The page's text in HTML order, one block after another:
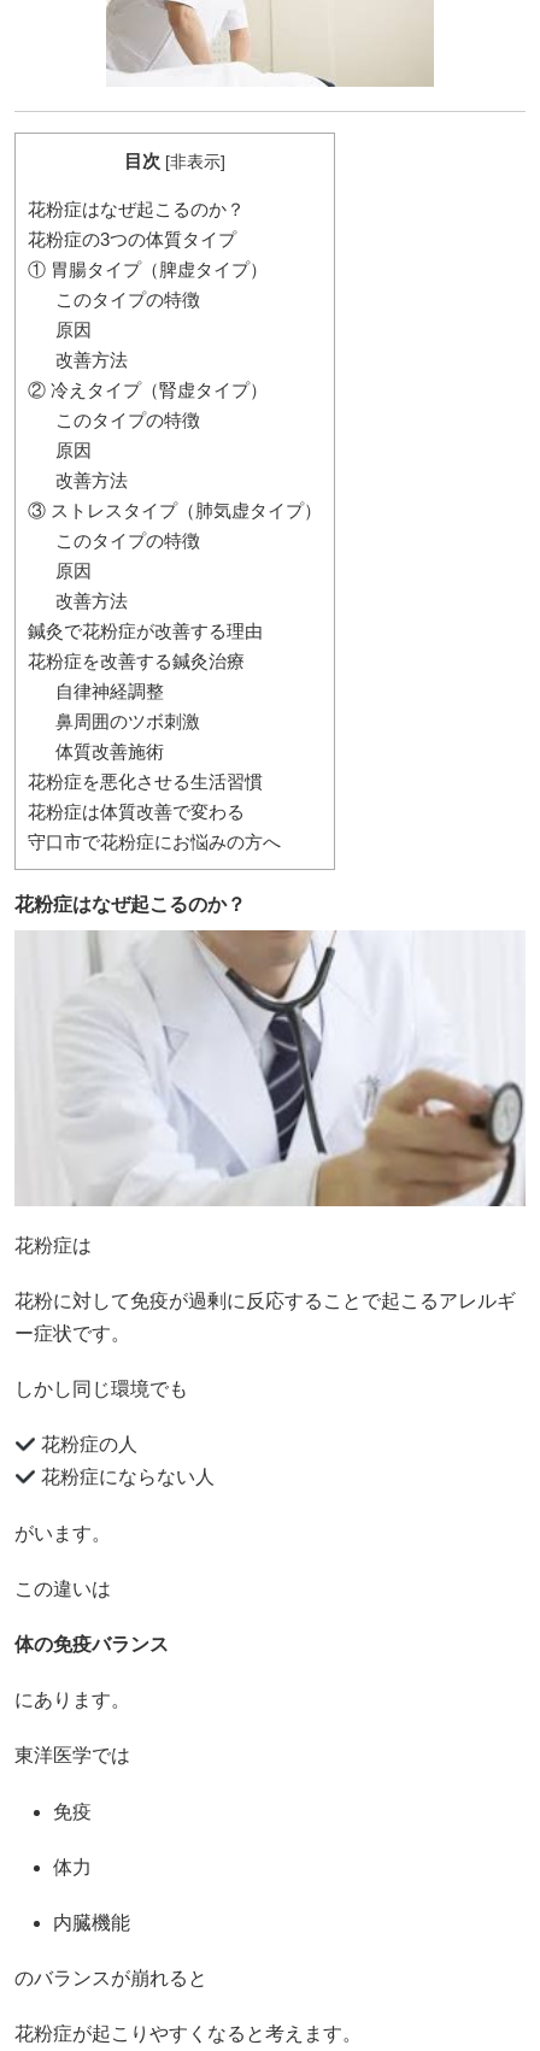
目次 [非表示]
花粉症はなぜ起こるのか？
花粉症の3つの体質タイプ
① 胃腸タイプ（脾虚タイプ）
このタイプの特徴
原因
改善方法
② 冷えタイプ（腎虚タイプ）
このタイプの特徴
原因
改善方法
③ ストレスタイプ（肺気虚タイプ）
このタイプの特徴
原因
改善方法
鍼灸で花粉症が改善する理由
花粉症を改善する鍼灸治療
自律神経調整
鼻周囲のツボ刺激
体質改善施術
花粉症を悪化させる生活習慣
花粉症は体質改善で変わる
守口市で花粉症にお悩みの方へ
花粉症はなぜ起こるのか？
花粉症は
花粉に対して免疫が過剰に反応することで起こるアレルギ
ー症状です。
しかし同じ環境でも
花粉症の人
花粉症にならない人
がいます。
この違いは
体の免疫バランス
にあります。
東洋医学では
免疫
体力
内臓機能
のバランスが崩れると
花粉症が起こりやすくなると考えます。